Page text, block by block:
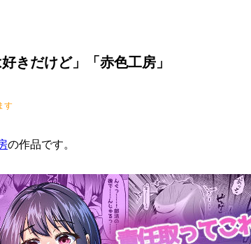
好きだけど」「赤色工房」
す
の作品です。